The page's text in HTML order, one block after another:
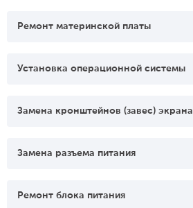
Ремонт материнской платы
Установка операционной системы
Замена кронштейнов (завес) экрана
Замена разъема питания
Ремонт блока питания